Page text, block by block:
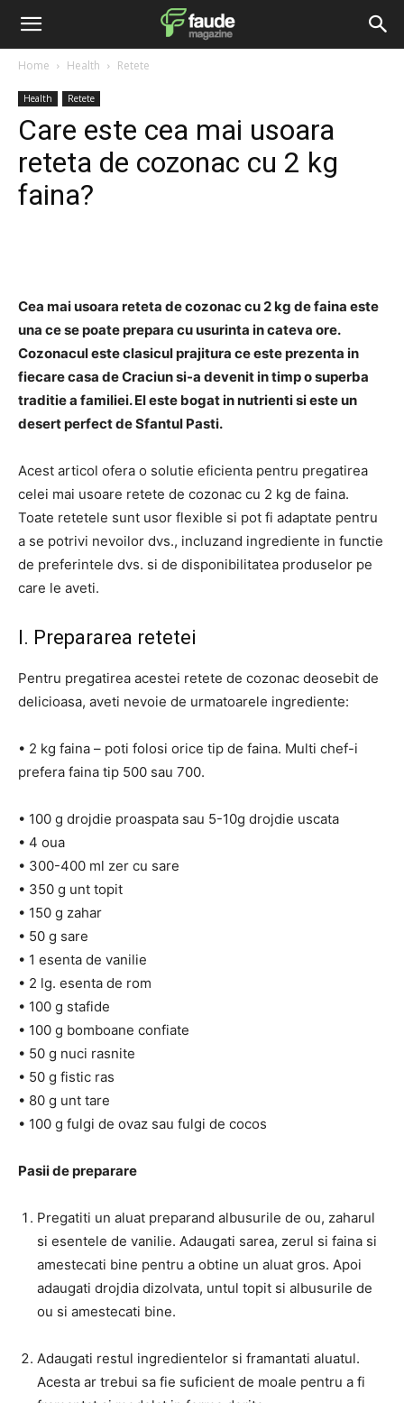
Home Health Retete
Health Retete
Care este cea mai usoara
reteta de cozonac cu 2 kg
faina?
Cea mai usoara reteta de cozonac cu 2 kg de faina este
una ce se poate prepara cu usurinta in cateva ore.
Cozonacul este clasicul prajitura ce este prezenta in
fiecare casa de Craciun si-a devenit in timp o superba
traditie a familiei. El este bogat in nutrienti si este un
desert perfect de Sfantul Pasti.
Acest articol ofera o solutie eficienta pentru pregatirea
celei mai usoare retete de cozonac cu 2 kg de faina.
Toate retetele sunt usor flexible si pot fi adaptate pentru
a se potrivi nevoilor dvs., incluzand ingrediente in functie
de preferintele dvs. si de disponibilitatea produselor pe
care le aveti.
I. Prepararea retetei
Pentru pregatirea acestei retete de cozonac deosebit de
delicioasa, aveti nevoie de urmatoarele ingrediente:
• 2 kg faina – poti folosi orice tip de faina. Multi chef-i
prefera faina tip 500 sau 700.
• 100 g drojdie proaspata sau 5-10g drojdie uscata
• 4 oua
• 300-400 ml zer cu sare
• 350 g unt topit
• 150 g zahar
• 50 g sare
• 1 esenta de vanilie
• 2 lg. esenta de rom
• 100 g stafide
• 100 g bomboane confiate
• 50 g nuci rasnite
• 50 g fistic ras
• 80 g unt tare
• 100 g fulgi de ovaz sau fulgi de cocos
Pasii de preparare
Pregatiti un aluat preparand albusurile de ou, zaharul
si esentele de vanilie. Adaugati sarea, zerul si faina si
amestecati bine pentru a obtine un aluat gros. Apoi
adaugati drojdia dizolvata, untul topit si albusurile de
ou si amestecati bine.
Adaugati restul ingredientelor si framantati aluatul.
Acesta ar trebui sa fie suficient de moale pentru a fi